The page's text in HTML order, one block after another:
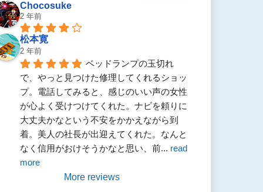
Chocosuke
2 年前
松本寛
2 年前
ベッドランプの玉切れ
で、やっと見つけた修理してくれるショッ
プ。電話してみると、感じのいい声の女性
が心よく受けつけてくれた。ナビを頼りに
大丈夫かなという不安をかかえながら到
着。美人の社長が出迎えてくれた。なんと
なく信用がおけそうかなと思い、前... read
more
More reviews